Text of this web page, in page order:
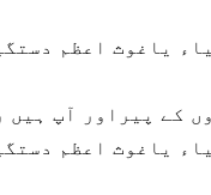
ياغوث اعظم
کے پیراور آپ ہیں
ياغوث اعظم